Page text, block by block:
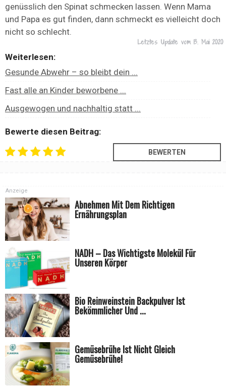
genüsslich den Spinat schmecken lassen. Wenn Mama
und Papa es gut finden, dann schmeckt es vielleicht doch
nicht so schlecht.
Letztes Update vom 13. Mai 2020
Weiterlesen:
Gesunde Abwehr – so bleibt dein ...
Fast alle an Kinder beworbene ...
Ausgewogen und nachhaltig statt ...
Bewerte diesen Beitrag:
Abnehmen Mit Dem Richtigen
Ernährungsplan
Anzeige
NADH – Das Wichtigste Molekül Für
Unseren Körper
Bio Reinweinstein Backpulver Ist
Bekömmlicher Und ...
Gemüsebrühe Ist Nicht Gleich
Gemüsebrühe!